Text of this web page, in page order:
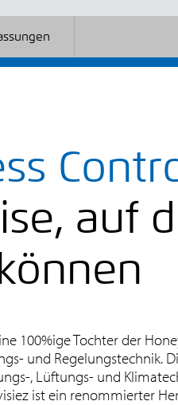
auf
100%ige Tochter der
und Regelungstechnik.
, Lüftungs- und
ist ein renommierter